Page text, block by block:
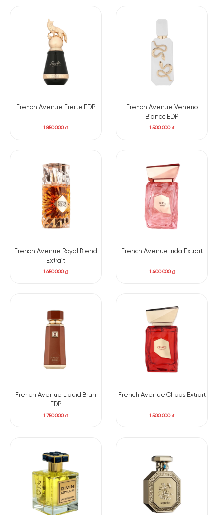
French Avenue Fierte EDP
1.850.000₫
French Avenue Veneno
Bianco EDP
1.500.000₫
French Avenue Royal Blend
Extrait
1.650.000₫
French Avenue Irida Extrait
1.400.000₫
French Avenue Liquid Brun
EDP
1.750.000₫
French Avenue Chaos Extrait
1.500.000₫